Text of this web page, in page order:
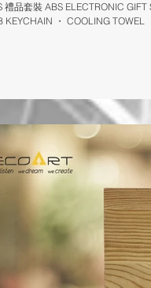
禮品套裝 ABS ELECTRONIC GIFT
KEYCHAIN ・ COOLING TOWEL